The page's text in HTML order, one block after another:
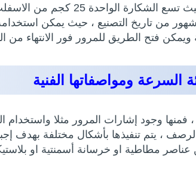
الساخن ) وهذا يكون أسهل وأوفر للمستهلك.
ويمكن فتح الطريق للمرور فور الانتهاء من
السرعة ومواصفاتها الفنية
فمنها وجود إشارات المرور مثلا واستخدام
، يتم تنفيذها بأشكال مختلفة بهدف
مطاطية او خرسانة أسمنتية او